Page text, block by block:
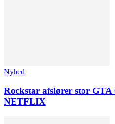
Nyhed
Rockstar afslører stor GTA
NETFLIX